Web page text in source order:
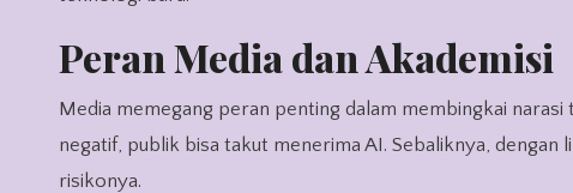
Peran Media dan Akademisi
Media memegang peran penting dalam membingkai narasi
negatif, publik bisa takut menerima AI. Sebaliknya,
risikonya.